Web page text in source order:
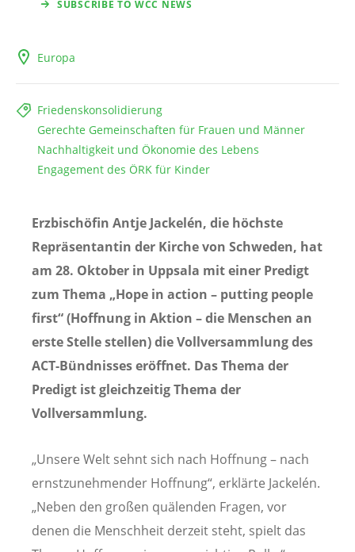
SUBSCRIBE TO WCC NEWS
Europa
Friedenskonsolidierung
Gerechte Gemeinschaften für Frauen und Männer
Nachhaltigkeit und Ökonomie des Lebens
Engagement des ÖRK für Kinder
Erzbischöfin Antje Jackelén, die höchste
Repräsentantin der Kirche von Schweden, hat
am 28. Oktober in Uppsala mit einer Predigt
zum Thema „Hope in action – putting people
first“ (Hoffnung in Aktion – die Menschen an
erste Stelle stellen) die Vollversammlung des
ACT-Bündnisses eröffnet. Das Thema der
Predigt ist gleichzeitig Thema der
Vollversammlung.
„Unsere Welt sehnt sich nach Hoffnung – nach
ernstzunehmender Hoffnung“, erklärte Jackelén.
„Neben den großen quälenden Fragen, vor
denen die Menschheit derzeit steht, spielt das